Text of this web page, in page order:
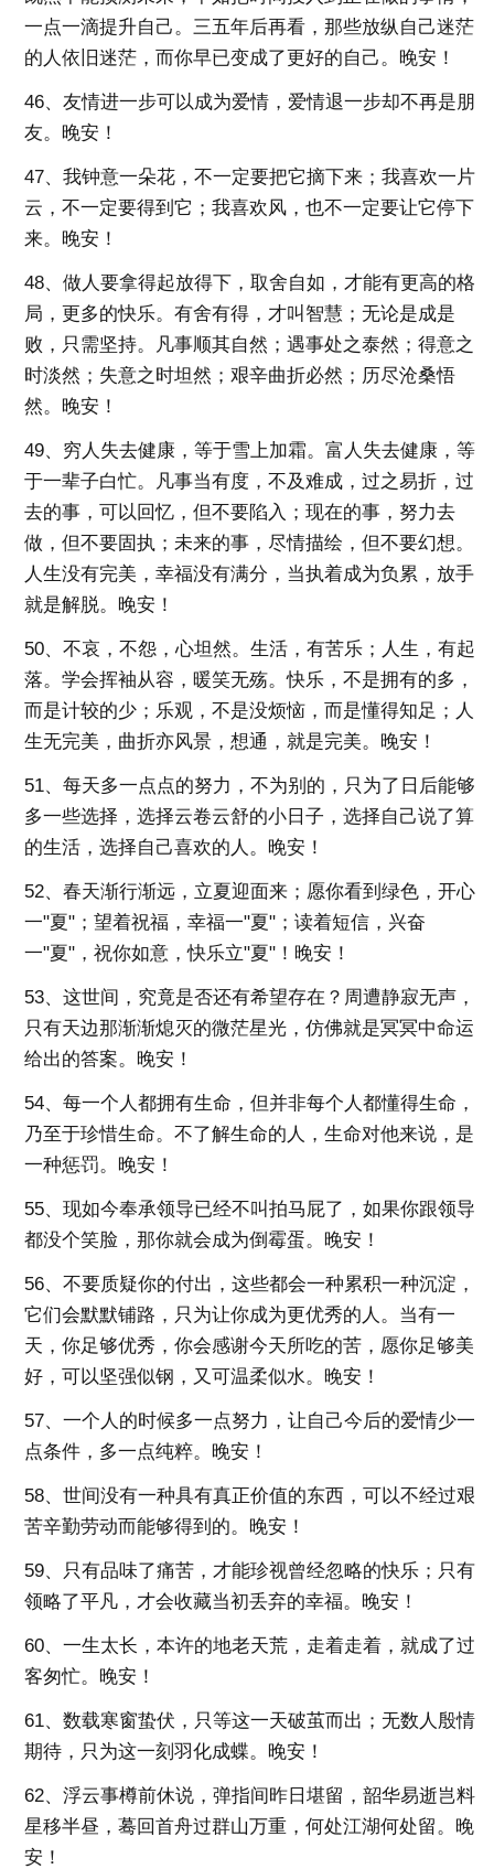
一点一滴提升自己。三五年后再看，那些放纵自己迷茫
的人依旧迷茫，而你早已变成了更好的自己。晚安！
46、友情进一步可以成为爱情，爱情退一步却不再是朋
友。晚安！
47、我钟意一朵花，不一定要把它摘下来；我喜欢一片
云，不一定要得到它；我喜欢风，也不一定要让它停下
来。晚安！
48、做人要拿得起放得下，取舍自如，才能有更高的格
局，更多的快乐。有舍有得，才叫智慧；无论是成是
败，只需坚持。凡事顺其自然；遇事处之泰然；得意之
时淡然；失意之时坦然；艰辛曲折必然；历尽沧桑悟
然。晚安！
49、穷人失去健康，等于雪上加霜。富人失去健康，等
于一辈子白忙。凡事当有度，不及难成，过之易折，过
去的事，可以回忆，但不要陷入；现在的事，努力去
做，但不要固执；未来的事，尽情描绘，但不要幻想。
人生没有完美，幸福没有满分，当执着成为负累，放手
就是解脱。晚安！
50、不哀，不怨，心坦然。生活，有苦乐；人生，有起
落。学会挥袖从容，暖笑无殇。快乐，不是拥有的多，
而是计较的少；乐观，不是没烦恼，而是懂得知足；人
生无完美，曲折亦风景，想通，就是完美。晚安！
51、每天多一点点的努力，不为别的，只为了日后能够
多一些选择，选择云卷云舒的小日子，选择自己说了算
的生活，选择自己喜欢的人。晚安！
52、春天渐行渐远，立夏迎面来；愿你看到绿色，开心
一"夏"；望着祝福，幸福一"夏"；读着短信，兴奋
一"夏"，祝你如意，快乐立"夏"！晚安！
53、这世间，究竟是否还有希望存在？周遭静寂无声，
只有天边那渐渐熄灭的微茫星光，仿佛就是冥冥中命运
给出的答案。晚安！
54、每一个人都拥有生命，但并非每个人都懂得生命，
乃至于珍惜生命。不了解生命的人，生命对他来说，是
一种惩罚。晚安！
55、现如今奉承领导已经不叫拍马屁了，如果你跟领导
都没个笑脸，那你就会成为倒霉蛋。晚安！
56、不要质疑你的付出，这些都会一种累积一种沉淀，
它们会默默铺路，只为让你成为更优秀的人。当有一
天，你足够优秀，你会感谢今天所吃的苦，愿你足够美
好，可以坚强似钢，又可温柔似水。晚安！
57、一个人的时候多一点努力，让自己今后的爱情少一
点条件，多一点纯粹。晚安！
58、世间没有一种具有真正价值的东西，可以不经过艰
苦辛勤劳动而能够得到的。晚安！
59、只有品味了痛苦，才能珍视曾经忽略的快乐；只有
领略了平凡，才会收藏当初丢弃的幸福。晚安！
60、一生太长，本许的地老天荒，走着走着，就成了过
客匆忙。晚安！
61、数载寒窗蛰伏，只等这一天破茧而出；无数人殷情
期待，只为这一刻羽化成蝶。晚安！
62、浮云事樽前休说，弹指间昨日堪留，韶华易逝岂料
星移半昼，蓦回首舟过群山万重，何处江湖何处留。晚
安！